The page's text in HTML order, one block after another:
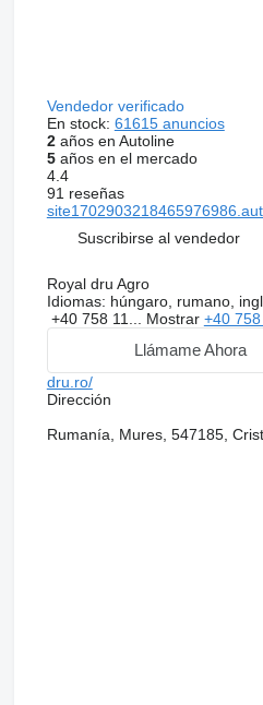
Vendedor verificado
En stock: 61615 anuncios
2años en Autoline
5años en el mercado
4.4
91 reseñas
Suscribirse al vendedor
Royal dru Agro
Idiomas: húngaro, rumano,
+40 758 11... Mostrar +40
Llámame Ahora
dru.ro/
Dirección
Rumanía, Mures, 547185,